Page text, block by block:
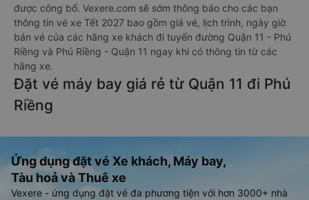
được công bố. Vexere.com sẽ sớm thông báo cho các bạn
thông tin vé xe Tết 2027 bao gồm giá vé, lịch trình, ngày giờ
bán vé của các hãng xe khách đi tuyến đường Quận 11 - Phú
Riềng và Phú Riềng - Quận 11 ngay khi có thông tin từ các
hãng xe.
Đặt vé máy bay giá rẻ từ Quận 11 đi Phú
Riềng
Ứng dụng đặt vé Xe khách, Máy bay,
Tàu hoả và Thuê xe
Vexere - ứng dụng đặt vé đa phương tiện với hơn 3000+ nhà